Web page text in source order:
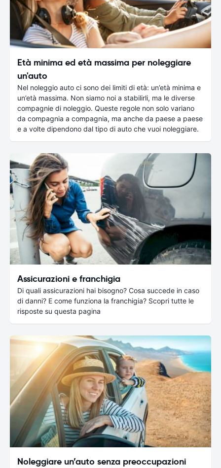
Età minima ed età massima per noleggiare
un'auto
Nel noleggio auto ci sono dei limiti di età: un’età minima e
un’età massima. Non siamo noi a stabilirli, ma le diverse
compagnie di noleggio. Queste regole non solo variano
da compagnia a compagnia, ma anche da paese a paese
e a volte dipendono dal tipo di auto che vuoi noleggiare.
Assicurazioni e franchigia
Di quali assicurazioni hai bisogno? Cosa succede in caso
di danni? E come funziona la franchigia? Scopri tutte le
risposte su questa pagina
Noleggiare un’auto senza preoccupazioni